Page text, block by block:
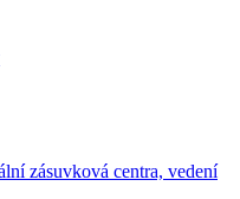
zásuvková centra, vedení